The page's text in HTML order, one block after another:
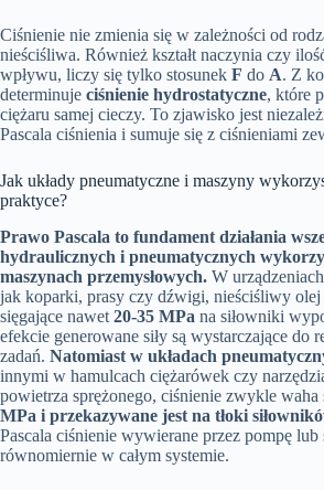
Ciśnienie nie zmienia się w zależności od
nieściśliwa. Również kształt naczynia czy
wpływu, liczy się tylko stosunek F do A. Z
determinuje ciśnienie hydrostatyczne, które
ciężaru samej cieczy. To zjawisko jest
Pascala ciśnienia i sumuje się z ciśnieniami
Jak układy pneumatyczne i maszyny
praktyce?
Prawo Pascala to fundament działania
hydraulicznych i pneumatycznych
maszynach przemysłowych. W
jak koparki, prasy czy dźwigi, nieściśliwy olej
sięgające nawet 20-35 MPa na siłowniki
efekcie generowane siły są wystarczające do
zadań. Natomiast w układach
innymi w hamulcach ciężarówek czy
powietrza sprężonego, ciśnienie zwykle waha
MPa i przekazywane jest na tłoki
Pascala ciśnienie wywierane przez pompę lub
równomiernie w całym systemie.